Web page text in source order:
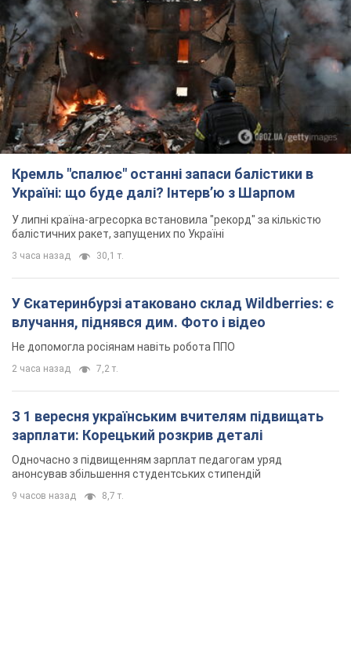
Кремль "спалює" останні запаси балістики в
Україні: що буде далі? Інтерв’ю з Шарпом
У липні країна-агресорка встановила "рекорд" за кількістю
балістичних ракет, запущених по Україні
3 часа назад 30,1 т.
У Єкатеринбурзі атаковано склад Wildberries: є
влучання, піднявся дим. Фото і відео
Не допомогла росіянам навіть робота ППО
2 часа назад 7,2 т.
З 1 вересня українським вчителям підвищать
зарплати: Корецький розкрив деталі
Одночасно з підвищенням зарплат педагогам уряд
анонсував збільшення студентських стипендій
9 часов назад 8,7 т.